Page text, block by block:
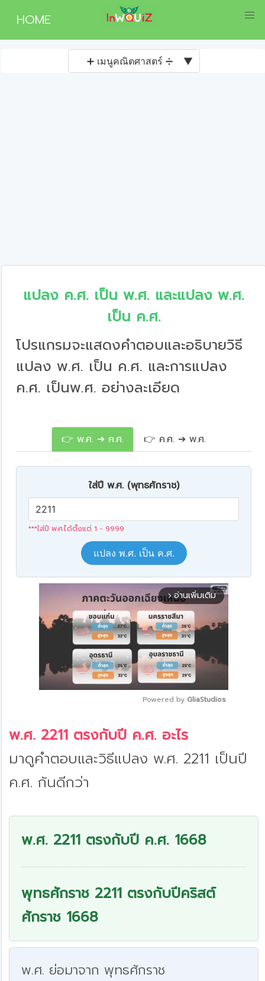
HOME
➕ เมนูคณิตศาสตร์ ➗ ▼
แปลง ค.ศ. เป็น พ.ศ. และแปลง พ.ศ.
เป็น ค.ศ.
โปรแกรมจะแสดงคำตอบและอธิบายวิธี
แปลง พ.ศ. เป็น ค.ศ. และการแปลง
ค.ศ. เป็นพ.ศ. อย่างละเอียด
👉 พ.ศ. ➔ ค.ศ. 👉 ค.ศ. ➔ พ.ศ.
ใส่ปี พ.ศ. (พุทธศักราช)
***ใส่ปี พ.ศ.ได้ตั้งแต่ 1 - 9999
แปลง พ.ศ. เป็น ค.ศ.
arrow_forward_ios อ่านเพิ่มเติม
Powered by GliaStudios
พ.ศ. 2211 ตรงกับปี ค.ศ. อะไร
มาดูคำตอบและวิธีแปลง พ.ศ. 2211 เป็นปี
ค.ศ. กันดีกว่า
พ.ศ. 2211 ตรงกับปี ค.ศ. 1668
พุทธศักราช 2211 ตรงกับปีคริสต์
ศักราช 1668
พ.ศ. ย่อมาจาก พุทธศักราช